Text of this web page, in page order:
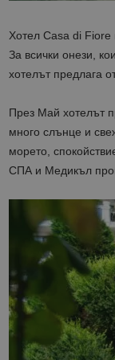
Хотел Casa di Fiore
За всички онези,
хотелът предлага
През Май хотелът
много слънце и
морето,
СПА и Медикъл